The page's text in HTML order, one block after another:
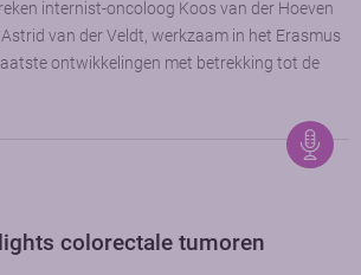
internist-oncoloog Koos van der Hoeven
van der Veldt, werkzaam in het Erasmus
ontwikkelingen met betrekking tot de
colorectale tumoren